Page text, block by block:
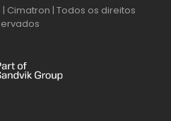
Cimatron | Todos os direitos